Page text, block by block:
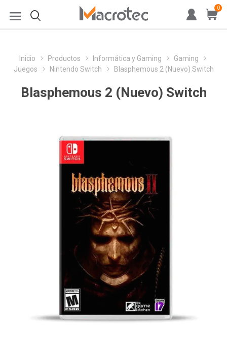
0
Inicio Productos Informática y Gaming
Gaming
Juegos
Nintendo Switch Blasphemous 2 (Nuevo) Switch
Blasphemous 2 (Nuevo) Switch